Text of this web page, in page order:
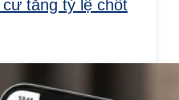
tăng tỷ lệ chốt